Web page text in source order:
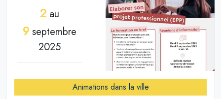
2 au
9 septembre
2025
Animations dans la ville